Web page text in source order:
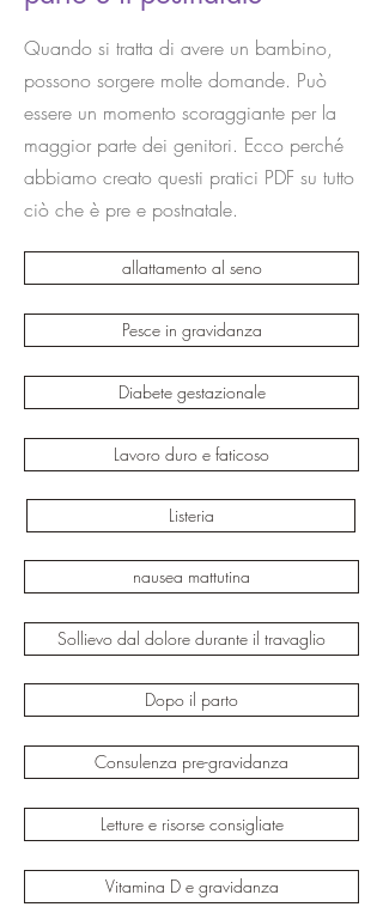
Quando si tratta di avere un bambino,
possono sorgere molte domande. Può
essere un momento scoraggiante per la
maggior parte dei genitori. Ecco perché
abbiamo creato questi pratici PDF su tutto
ciò che è pre e postnatale.
allattamento al seno
Pesce in gravidanza
Diabete gestazionale
Lavoro duro e faticoso
Listeria
nausea mattutina
Sollievo dal dolore durante il travaglio
Dopo il parto
Consulenza pre-gravidanza
Letture e risorse consigliate
Vitamina D e gravidanza